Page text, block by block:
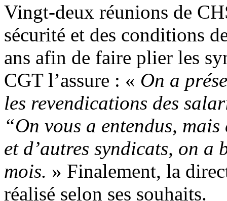
Vingt-deux réunions de
sécurité et des conditions
ans afin de faire plier les
CGT l’assure : « On a
les revendications des
“On vous a entendus,
et d’autres syndicats, on a
mois. » Finalement, la
réalisé selon ses souhaits.